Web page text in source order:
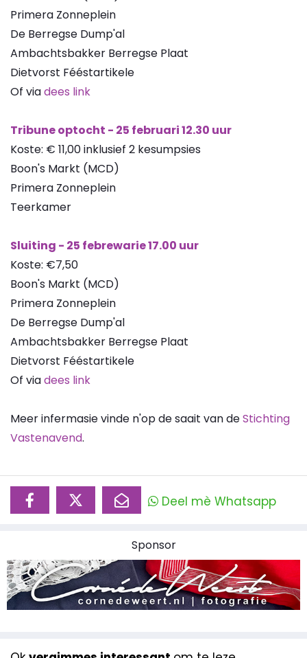
Primera Zonneplein
De Berregse Dump'al
Ambachtsbakker Berregse Plaat
Dietvorst Fééstartikele
Of viadees link
Tribune optocht - 25 februari 12.30 uur
Koste: € 11,00 inklusief 2 kesumpsies
Boon's Markt (MCD)
Primera Zonneplein
Teerkamer
Sluiting - 25 febrewarie 17.00 uur
Koste: €7,50
Boon's Markt (MCD)
Primera Zonneplein
De Berregse Dump'al
Ambachtsbakker Berregse Plaat
Dietvorst Fééstartikele
Of viadees link
Meer infermasie vinde n'op de saait van deStichting
Vastenavend.
Deel mè Whatsapp
Sponsor